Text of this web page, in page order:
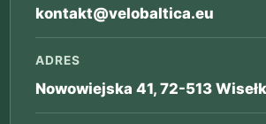
kontakt@velobaltica.eu
ADRES
Nowowiejska 41, 72-513